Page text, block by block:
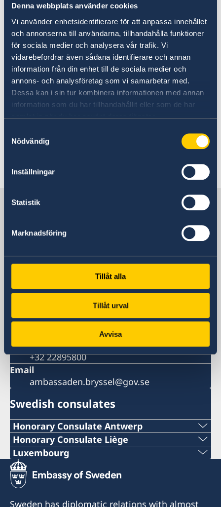
Denna webbplats använder cookies
Vi använder enhetsidentifierare för att anpassa innehållet
och annonserna till användarna, tillhandahålla funktioner
för sociala medier och analysera vår trafik. Vi
vidarebefordrar även sådana identifierare och annan
information från din enhet till de sociala medier och
annons- och analysföretag som vi samarbetar med.
Dessa kan i sin tur kombinera informationen med annan
information som du har tillhandahållit eller som de har
samlat in när du har använt deras tjänster.
Nödvändig
Inställningar
Statistik
Marknadsföring
Tillåt alla
Tillåt urval
Avvisa
Closed over the Easter weekend
25 Feb 2026
Sweden stands united in its support
for Ukraine
Government’s priorities in 2026
1 2 3 4
Sweden in Belgium
Embassy
Visiting address
Square de Meeûs 30, 1000 Brussels
Postal address
Embassy of Sweden
Square de Meeûs 30, 1000 Brussels
Phone
+32 22895800
Email
ambassaden.bryssel@gov.se
Swedish consulates
Honorary Consulate Antwerp
PHONE
+ 32 14 710741
E-MAIL
Honorary Consulate Liège
PHONE
+32 19 32 92 11
Luxembourg
PHONE
+352 26 6461
Sweden has diplomatic relations with almost